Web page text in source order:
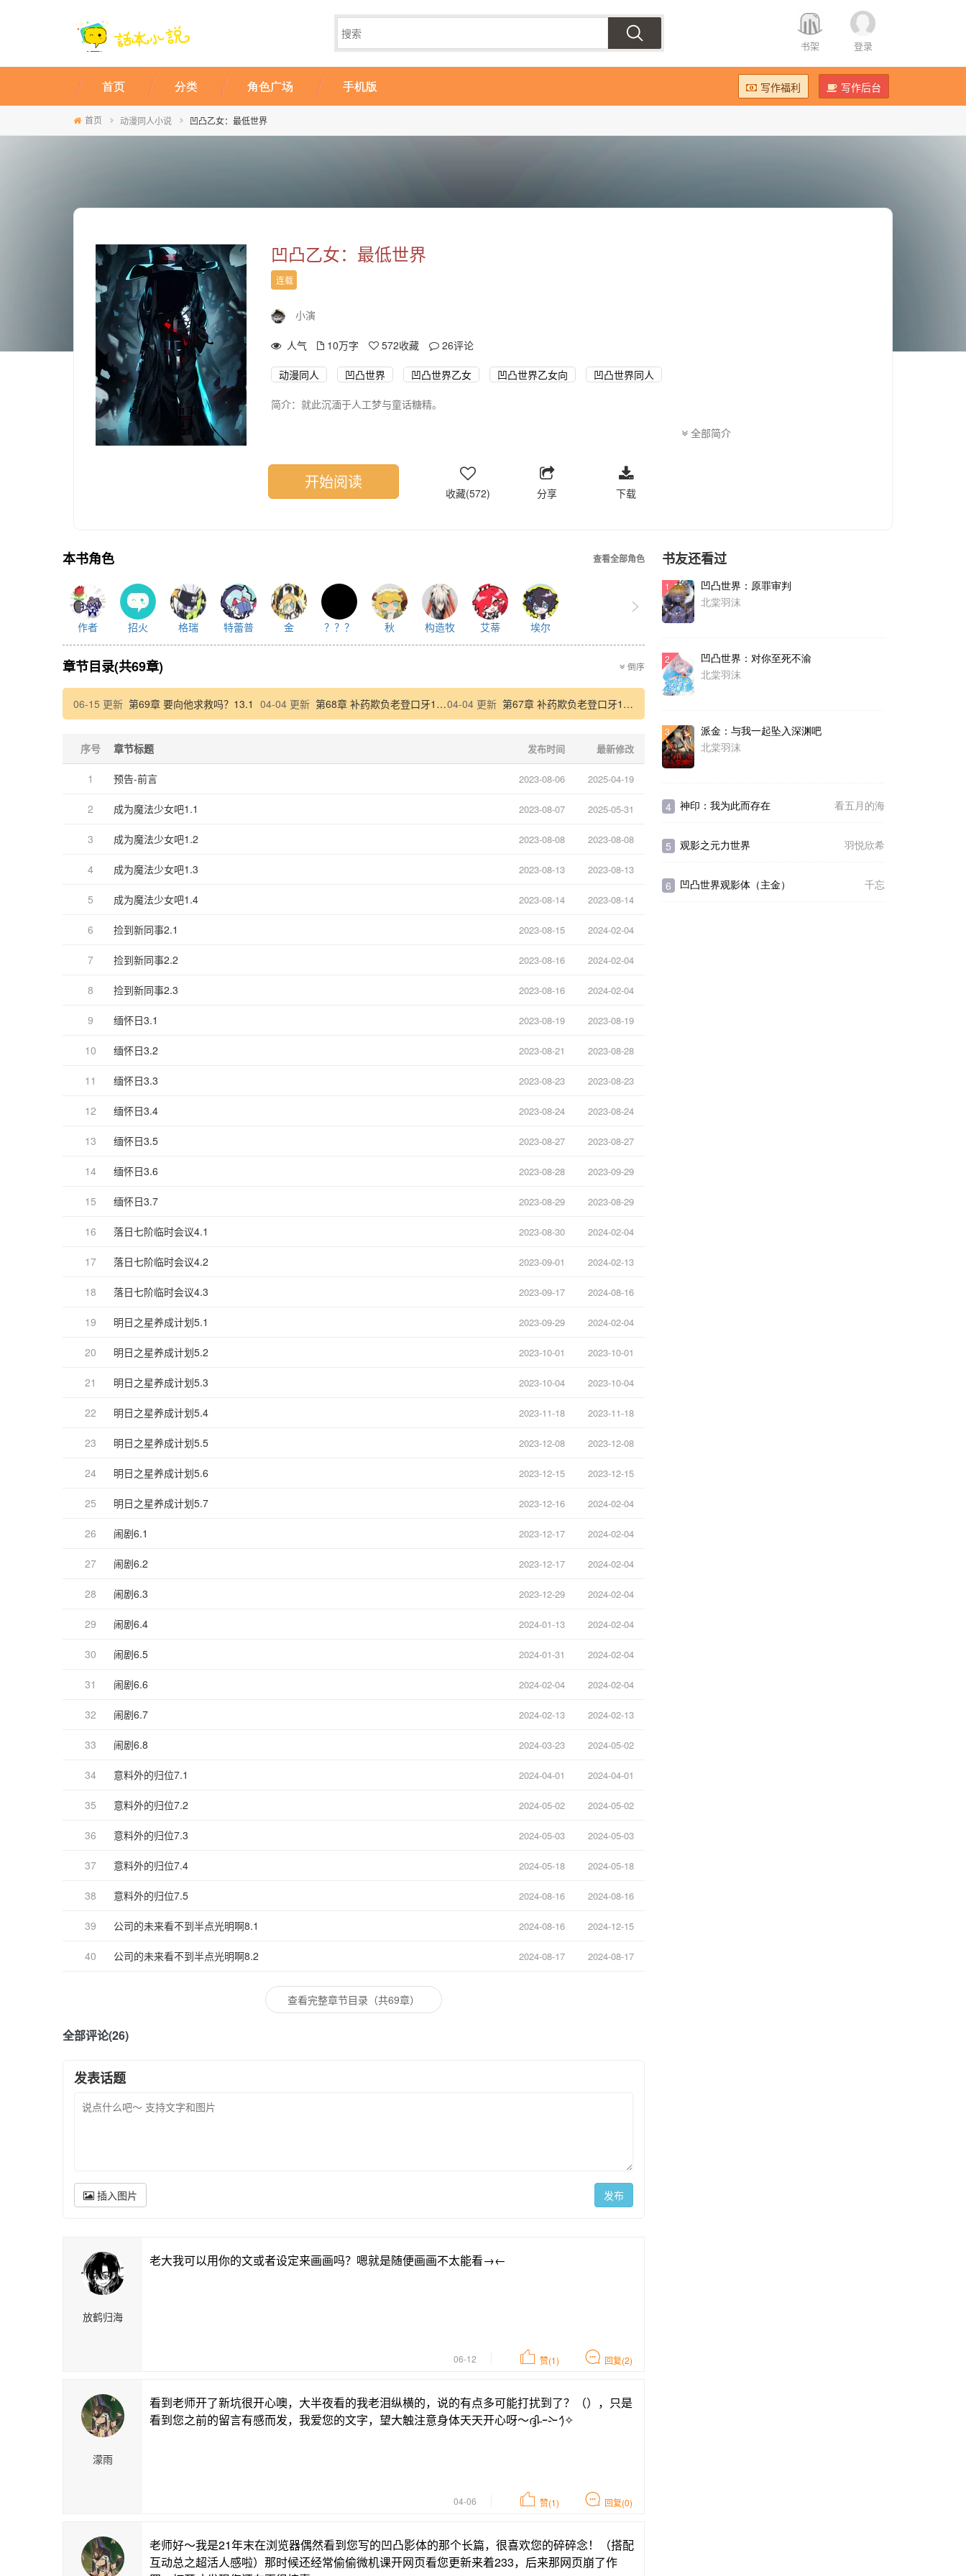
书架 登录
写作福利 写作后台
首页 分类 角色广场 手机版
首页 动漫同人小说 凹凸乙女：最低世界
凹凸乙女：最低世界
连载
小演
人气 10万字 572收藏 26评论
动漫同人 凹凸世界 凹凸世界乙女 凹凸世界乙女向 凹凸世界同人
简介：就此沉湎于人工梦与童话糖精。
全部简介
开始阅读
收藏(572) 分享 下载
本书角色 查看全部角色
作者 招火 格瑞 特蕾普 金 ？？？ 秋 构造牧 艾蒂 埃尔
>
章节目录(共69章) 倒序
06-15 更新 第69章 要向他求救吗？13.1 04-04 更新 第68章 补药欺负老登口牙12.4 04-04 更新 第67章 补药欺负老登口牙12.3
序号 章节标题 发布时间 最新修改
1 预告-前言 2023-08-06 2025-04-19
2 成为魔法少女吧1.1 2023-08-07 2025-05-31
3 成为魔法少女吧1.2 2023-08-08 2023-08-08
4 成为魔法少女吧1.3 2023-08-13 2023-08-13
5 成为魔法少女吧1.4 2023-08-14 2023-08-14
6 捡到新同事2.1 2023-08-15 2024-02-04
7 捡到新同事2.2 2023-08-16 2024-02-04
8 捡到新同事2.3 2023-08-16 2024-02-04
9 缅怀日3.1 2023-08-19 2023-08-19
10 缅怀日3.2 2023-08-21 2023-08-28
11 缅怀日3.3 2023-08-23 2023-08-23
12 缅怀日3.4 2023-08-24 2023-08-24
13 缅怀日3.5 2023-08-27 2023-08-27
14 缅怀日3.6 2023-08-28 2023-09-29
15 缅怀日3.7 2023-08-29 2023-08-29
16 落日七阶临时会议4.1 2023-08-30 2024-02-04
17 落日七阶临时会议4.2 2023-09-01 2024-02-13
18 落日七阶临时会议4.3 2023-09-17 2024-08-16
19 明日之星养成计划5.1 2023-09-29 2024-02-04
20 明日之星养成计划5.2 2023-10-01 2023-10-01
21 明日之星养成计划5.3 2023-10-04 2023-10-04
22 明日之星养成计划5.4 2023-11-18 2023-11-18
23 明日之星养成计划5.5 2023-12-08 2023-12-08
24 明日之星养成计划5.6 2023-12-15 2023-12-15
25 明日之星养成计划5.7 2023-12-16 2024-02-04
26 闹剧6.1 2023-12-17 2024-02-04
27 闹剧6.2 2023-12-17 2024-02-04
28 闹剧6.3 2023-12-29 2024-02-04
29 闹剧6.4 2024-01-13 2024-02-04
30 闹剧6.5 2024-01-31 2024-02-04
31 闹剧6.6 2024-02-04 2024-02-04
32 闹剧6.7 2024-02-13 2024-02-13
33 闹剧6.8 2024-03-23 2024-05-02
34 意料外的归位7.1 2024-04-01 2024-04-01
35 意料外的归位7.2 2024-05-02 2024-05-02
36 意料外的归位7.3 2024-05-03 2024-05-03
37 意料外的归位7.4 2024-05-18 2024-05-18
38 意料外的归位7.5 2024-08-16 2024-08-16
39 公司的未来看不到半点光明啊8.1 2024-08-16 2024-12-15
40 公司的未来看不到半点光明啊8.2 2024-08-17 2024-08-17
查看完整章节目录（共69章）
全部评论(26)
发表话题
插入图片 发布
放鹤归海
老大我可以用你的文或者设定来画画吗？嗯就是随便画画不太能看→←
06-12 赞(1) 回复(2)
濛雨
看到老师开了新坑很开心噢，大半夜看的我老泪纵横的，说的有点多可能打扰到了？（），只是
看到您之前的留言有感而发，我爱您的文字，望大触注意身体天天开心呀～ദ്ദി˶ｰ̀֊ｰ́ )✧
04-06 赞(1) 回复(0)
老师好～我是21年末在浏览器偶然看到您写的凹凸影体的那个长篇，很喜欢您的碎碎念！（搭配
互动总之超活人感啦）那时候还经常偷偷微机课开网页看您更新来着233，后来那网页崩了作
书友还看过
1
凹凸世界：原罪审判
北棠羽沫
2
凹凸世界：对你至死不渝
北棠羽沫
3
派金：与我一起坠入深渊吧
北棠羽沫
4 神印：我为此而存在 看五月的海
5 观影之元力世界 羽悦欣希
6 凹凸世界观影体（主金） 千忘